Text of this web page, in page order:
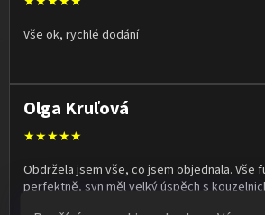
Vše ok, rychlé dodání
Olga Kruľová
★★★★★
Obdržela jsem vše, co jsem objednala. Vše
perfektně, syn měl velký úspěch s